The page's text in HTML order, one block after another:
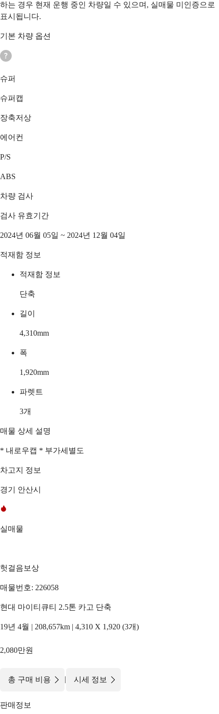
하는 경우 현재 운행 중인 차량일 수 있으며, 실매물 미인증으로
표시됩니다.
기본 차량 옵션
슈퍼
슈퍼캡
장축저상
에어컨
P/S
ABS
차량 검사
검사 유효기간
2024년 06월 05일 ~ 2024년 12월 04일
적재함 정보
적재함 정보
단축
길이
4,310mm
폭
1,920mm
파렛트
3개
매물 상세 설명
* 내로우캡 * 부가세별도
차고지 정보
경기 안산시
실매물
헛걸음보상
매물번호: 226058
현대 마이티큐티 2.5톤 카고 단축
19년 4월 | 208,657km | 4,310 X 1,920 (3개)
2,080만원
총 구매 비용 | 시세 정보
판매정보